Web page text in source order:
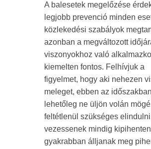
A balesetek megelőzése
legjobb prevenció minden
közlekedési szabályok
azonban a megváltozott
viszonyokhoz való
kiemelten fontos. Felhívjuk a
figyelmet, hogy aki nehezen
meleget, ebben az időszakban
lehetőleg ne üljön volán
feltétlenül szükséges
vezessenek mindig
gyakrabban álljanak meg